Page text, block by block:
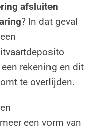
afsluiten
? In dat geval
rekening en dit
te overlijden.
een vorm van